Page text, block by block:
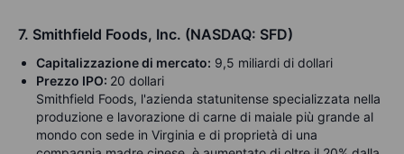
7. Smithfield Foods, Inc. (NASDAQ: SFD)
Capitalizzazione di mercato: 9,5 miliardi di dollari
Prezzo IPO: 20 dollari
Smithfield Foods, l'azienda statunitense specializzata nella
produzione e lavorazione di carne di maiale più grande al
mondo con sede in Virginia e di proprietà di una